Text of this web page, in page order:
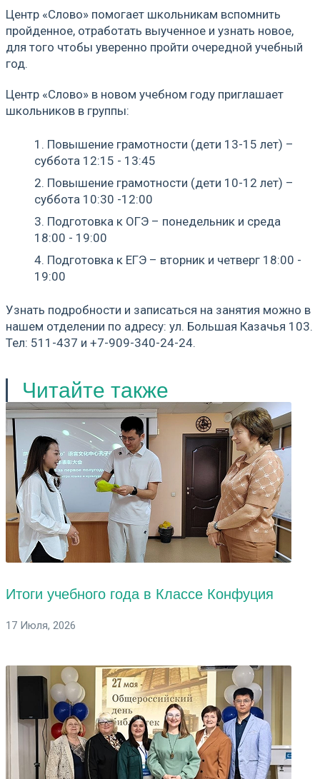
Центр «Слово» помогает школьникам вспомнить
пройденное, отработать выученное и узнать новое,
для того чтобы уверенно пройти очередной учебный
год.
Центр «Слово» в новом учебном году приглашает
школьников в группы:
Повышение грамотности (дети 13-15 лет) –
суббота 12:15 - 13:45
Повышение грамотности (дети 10-12 лет) –
суббота 10:30 -12:00
Подготовка к ОГЭ – понедельник и среда
18:00 - 19:00
Подготовка к ЕГЭ – вторник и четверг 18:00 -
19:00
Узнать подробности и записаться на занятия можно в
нашем отделении по адресу: ул. Большая Казачья 103.
Тел: 511-437 и +7-909-340-24-24.
Читайте также
Итоги учебного года в Классе Конфуция
17 Июля, 2026